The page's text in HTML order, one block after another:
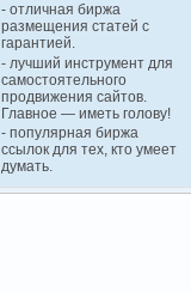
- отличная биржа
размещения статей с
гарантией.
- лучший инструмент для
самостоятельного
продвижения сайтов.
Главное — иметь голову!
- популярная биржа
ссылок для тех, кто умеет
думать.